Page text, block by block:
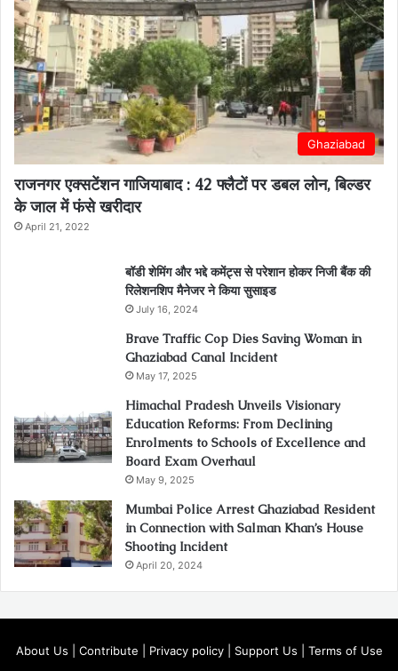
Ghaziabad
राजनगर एक्सटेंशन गाजियाबाद : 42 फ्लैटों पर डबल लोन, बिल्डर
के जाल में फंसे खरीदार
April 21, 2022
बॉडी शेमिंग और भद्दे कमेंट्स से परेशान होकर निजी बैंक की
रिलेशनशिप मैनेजर ने किया सुसाइड
July 16, 2024
Brave Traffic Cop Dies Saving Woman in
Ghaziabad Canal Incident
May 17, 2025
Himachal Pradesh Unveils Visionary
Education Reforms: From Declining
Enrolments to Schools of Excellence and
Board Exam Overhaul
May 9, 2025
Mumbai Police Arrest Ghaziabad Resident
in Connection with Salman Khan’s House
Shooting Incident
April 20, 2024
About Us Contribute Privacy policy| Support Us Terms of Use